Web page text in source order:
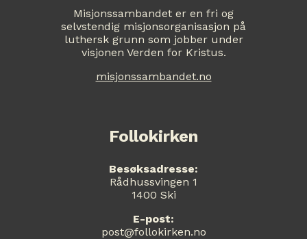
Misjonssambandet er en fri og
selvstendig misjonsorganisasjon på
luthersk grunn som jobber under
visjonen Verden for Kristus.
misjonssambandet.no
Follokirken
Besøksadresse:
Rådhussvingen 1
1400 Ski
E-post:
post@follokirken.no